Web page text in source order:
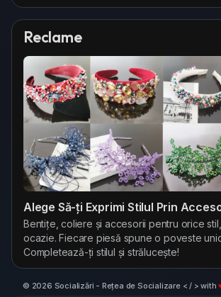
Reclame
Alege Să-ți Exprimi Stilul Prin
Bentițe, coliere și accesorii pentru orice
ocazie. Fiecare piesă spune o poveste
Completează-ți stilul și strălucește!
© 2026 Socializări - Rețea de Socializare < / > with